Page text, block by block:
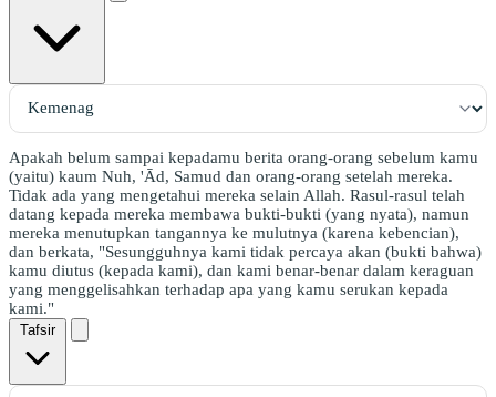
Apakah belum sampai kepadamu berita orang-orang sebelum kamu
(yaitu) kaum Nuh, 'Ād, Samud dan orang-orang setelah mereka.
Tidak ada yang mengetahui mereka selain Allah. Rasul-rasul telah
datang kepada mereka membawa bukti-bukti (yang nyata), namun
mereka menutupkan tangannya ke mulutnya (karena kebencian),
dan berkata, "Sesungguhnya kami tidak percaya akan (bukti bahwa)
kamu diutus (kepada kami), dan kami benar-benar dalam keraguan
yang menggelisahkan terhadap apa yang kamu serukan kepada
kami."
Tafsir